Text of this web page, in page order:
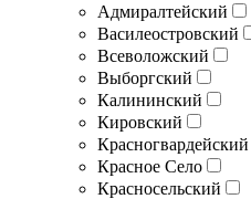
Адмиралтейский
Василеостровский
Всеволожский
Выборгский
Калининский
Кировский
Красногвардейский
Красное Село
Красносельский